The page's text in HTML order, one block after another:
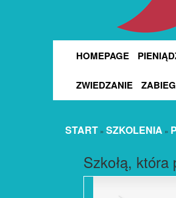
HOMEPAGE
ZWIEDZANIE
START » SZKOLENIA »
Szkołą, która